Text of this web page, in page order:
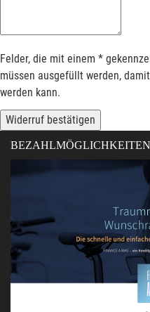
Felder, die mit einem *
müssen ausgefüllt werden,
werden kann.
Widerruf bestätigen
BEZAHLMÖGLICHKEITEN